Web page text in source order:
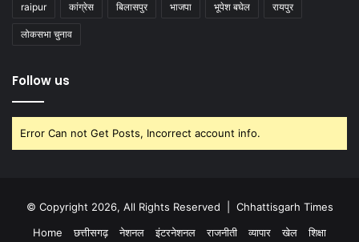
raipur कांग्रेस बिलासपुर भाजपा भूपेश बघेल रायपुर
लोकसभा चुनाव
Follow us
Error Can not Get Posts, Incorrect account info.
© Copyright 2026, All Rights Reserved | Chhattisgarh Times
Home
छत्तीसगढ़ नेशनल इंटरनेशनल राजनीती व्यापार खेल शिक्षा